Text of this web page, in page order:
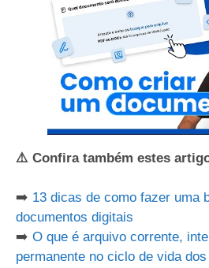
⚠️ Confira também estes
➡️ 13 dicas de como fazer uma
documentos digitais
➡️ O que é arquivo corrente,
permanente no ciclo de vida